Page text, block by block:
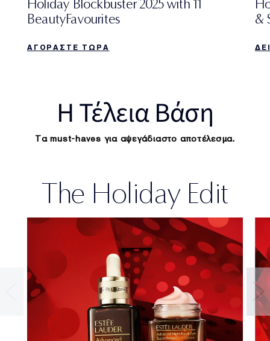
Holiday Blockbuster 2025 with 11
BeautyFavourites
ΑΓΟΡΑΣΤΕ ΤΩΡΑ
&
H Τέλεια Βάση
Τα must-haves για αψεγάδιαστο αποτέλεσμα.
The Holiday Edit